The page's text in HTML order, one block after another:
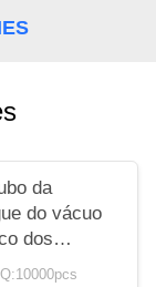
da
do vácuo
dos